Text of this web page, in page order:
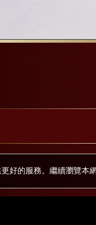
好的服務。繼續瀏覽本